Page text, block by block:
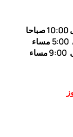
صباحا
5:00 مساء